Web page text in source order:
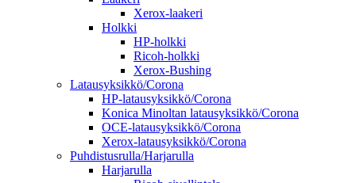
Xerox-laakeri
Holkki
HP-holkki
Ricoh-holkki
Xerox-Bushing
Latausyksikkö/Corona
HP-latausyksikkö/Corona
Konica Minoltan latausyksikkö/Corona
OCE-latausyksikkö/Corona
Xerox-latausyksikkö/Corona
Puhdistusrulla/Harjarulla
Harjarulla